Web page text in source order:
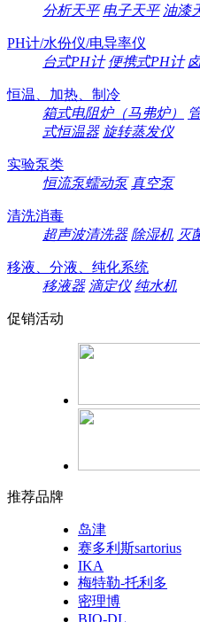
分析天平 电子天平 油漆
PH计/水份仪/电导率仪
台式PH计 便携式PH计
恒温、加热、制冷
箱式电阻炉（马弗炉）
式恒温器 旋转蒸发仪
实验泵类
恒流泵蠕动泵 真空泵
清洗消毒
超声波清洗器 除湿机 灭
移液、分液、纯化系统
移液器 滴定仪 纯水机
促销活动
推荐品牌
岛津
赛多利斯sartorius
IKA
梅特勒-托利多
密理博
BIO-DL